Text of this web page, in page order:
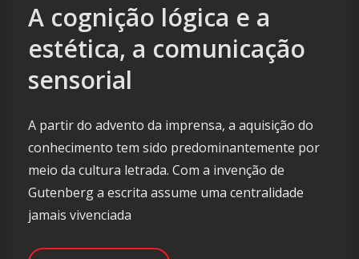
A cognição lógica e a
estética, a comunicação
sensorial
A partir do advento da imprensa, a aquisição do
conhecimento tem sido predominantemente por
meio da cultura letrada. Com a invenção de
Gutenberg a escrita assume uma centralidade
jamais vivenciada